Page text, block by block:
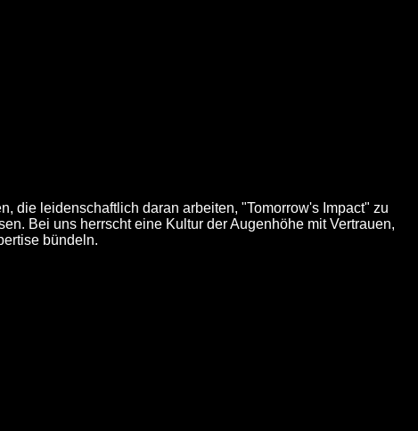
die leidenschaftlich daran arbeiten, "Tomorrow's Impact" zu
Bei uns herrscht eine Kultur der Augenhöhe mit Vertrauen,
bündeln.